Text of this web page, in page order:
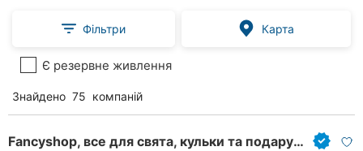
Фільтри Карта
Є резервне живлення
Знайдено 75 компаній
Fancyshop, все для свята, кульки та подарунки